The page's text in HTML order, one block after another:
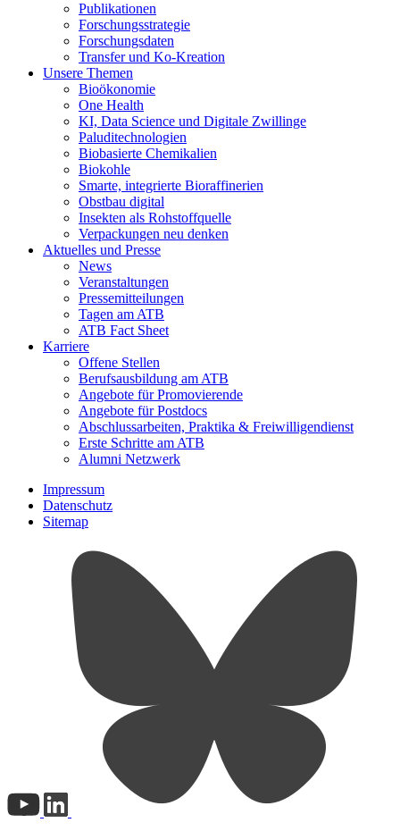
Publikationen
Forschungsstrategie
Forschungsdaten
Transfer und Ko-Kreation
Unsere Themen
Bioökonomie
One Health
KI, Data Science und Digitale Zwillinge
Paluditechnologien
Biobasierte Chemikalien
Biokohle
Smarte, integrierte Bioraffinerien
Obstbau digital
Insekten als Rohstoffquelle
Verpackungen neu denken
Aktuelles und Presse
News
Veranstaltungen
Pressemitteilungen
Tagen am ATB
ATB Fact Sheet
Karriere
Offene Stellen
Berufsausbildung am ATB
Angebote für Promovierende
Angebote für Postdocs
Abschlussarbeiten, Praktika & Freiwilligendienst
Erste Schritte am ATB
Alumni Netzwerk
Impressum
Datenschutz
Sitemap